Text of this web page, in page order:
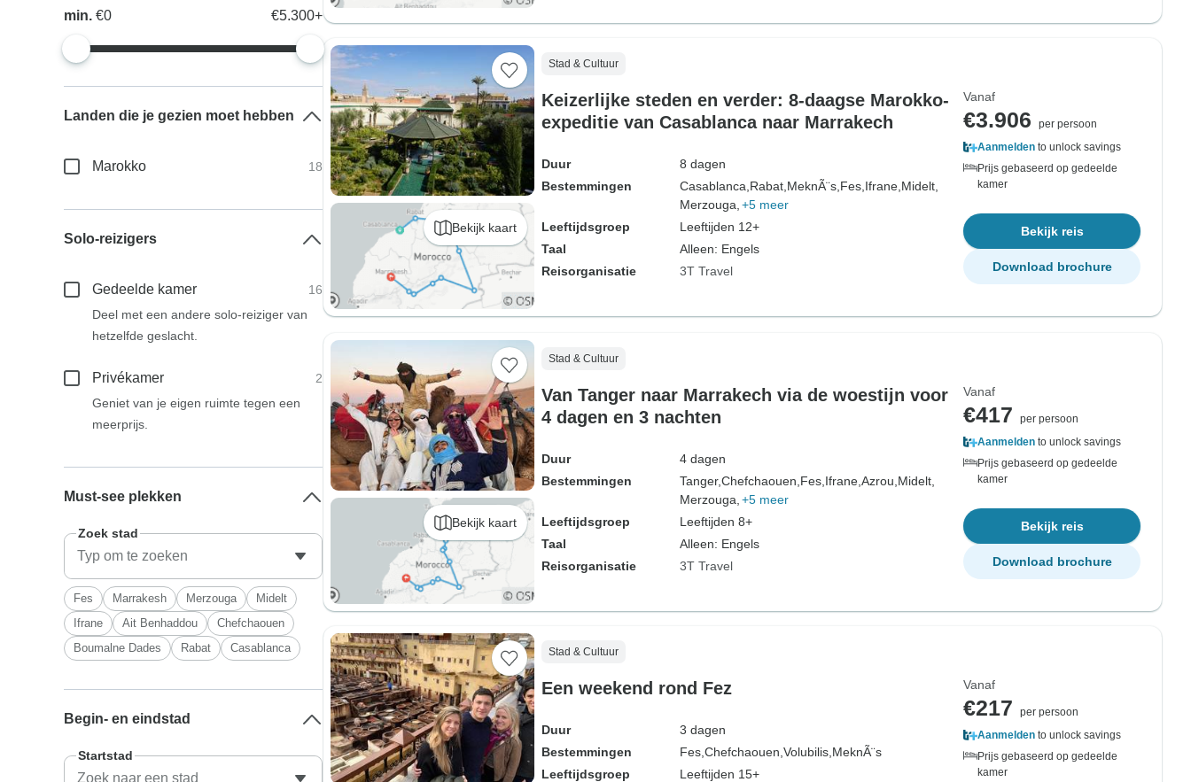
Bekijk kaart
Stad & Cultuur
Keizerlijke steden en verder: 8-daagse Marokko-
expeditie van Casablanca naar Marrakech
Duur
8 dagen
Bestemmingen
Casablanca, Rabat, MeknÃ¨s, Fes, Ifrane, Midelt,
Merzouga, +5 meer
Leeftijdsgroep
Leeftijden 12+
Taal
Alleen: Engels
Reisorganisatie
3T Travel
Vanaf
€3.906
per persoon
Aanmelden to unlock savings
Prijs gebaseerd op gedeelde
kamer
Bekijk reis
Download brochure
Bekijk kaart
Stad & Cultuur
Van Tanger naar Marrakech via de woestijn voor
4 dagen en 3 nachten
Duur
4 dagen
Bestemmingen
Tanger,Chefchaouen, Fes, Ifrane, Azrou, Midelt,
Merzouga, +5 meer
Leeftijdsgroep
Leeftijden 8+
Taal
Alleen: Engels
Reisorganisatie
3T Travel
Vanaf
€417
per persoon
Aanmelden to unlock savings
Prijs gebaseerd op gedeelde
kamer
Bekijk reis
Download brochure
Stad & Cultuur
Een weekend rond Fez
Duur
3 dagen
Bestemmingen
Fes, Chefchaouen, Volubilis, MeknÃ¨s
Leeftijdsgroep
Leeftijden 15+
Vanaf
€217
per persoon
Aanmelden to unlock savings
Prijs gebaseerd op gedeelde
kamer
min.€0 €5.300+
Landen die je gezien moet hebben
Marokko 18
Solo-reizigers
Gedeelde kamer
16
Deel met een andere solo-reiziger van
hetzelfde geslacht.
Privékamer
2
Geniet van je eigen ruimte tegen een
meerprijs.
Must-see plekken
Zoek stad
Fes Marrakesh Merzouga
Midelt
Ifrane
Ait Benhaddou
Chefchaouen
Boumalne Dades
Rabat Casablanca
Begin- en eindstad
Startstad